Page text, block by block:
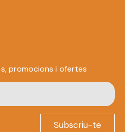
promocions i ofertes
Subscriu-te